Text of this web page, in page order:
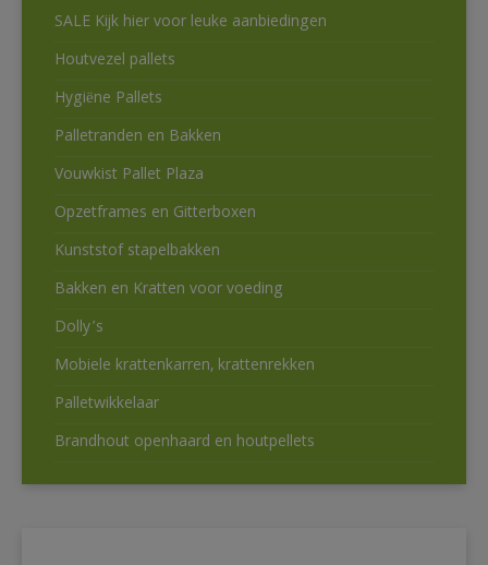
SALE Kijk hier voor leuke aanbiedingen
Houtvezel pallets
Hygiëne Pallets
Palletranden en Bakken
Vouwkist Pallet Plaza
Opzetframes en Gitterboxen
Kunststof stapelbakken
Bakken en Kratten voor voeding
Dolly’s
Mobiele krattenkarren, krattenrekken
Palletwikkelaar
Brandhout openhaard en houtpellets